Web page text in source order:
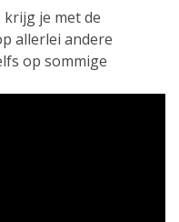
je met de
allerlei andere
op sommige